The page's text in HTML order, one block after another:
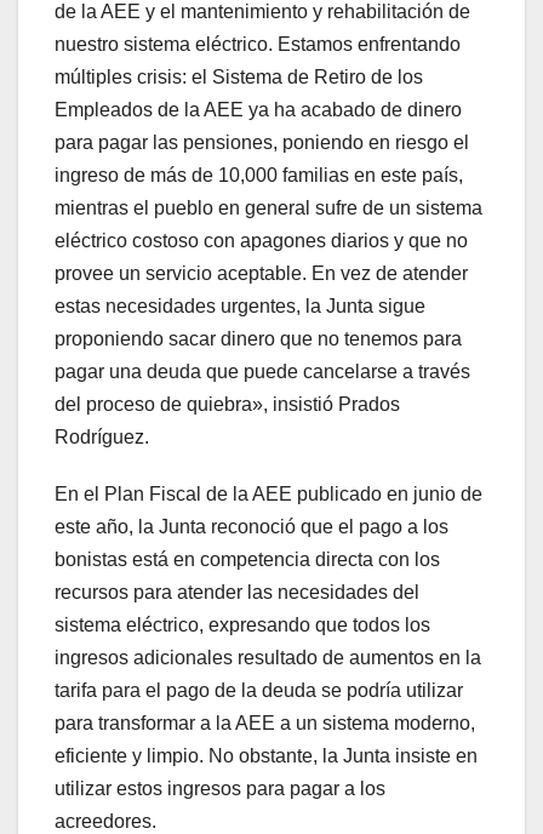
de la AEE y el mantenimiento y rehabilitación de
nuestro sistema eléctrico. Estamos enfrentando
múltiples crisis: el Sistema de Retiro de los
Empleados de la AEE ya ha acabado de dinero
para pagar las pensiones, poniendo en riesgo el
ingreso de más de 10,000 familias en este país,
mientras el pueblo en general sufre de un sistema
eléctrico costoso con apagones diarios y que no
provee un servicio aceptable. En vez de atender
estas necesidades urgentes, la Junta sigue
proponiendo sacar dinero que no tenemos para
pagar una deuda que puede cancelarse a través
del proceso de quiebra», insistió Prados
Rodríguez.
En el Plan Fiscal de la AEE publicado en junio de
este año, la Junta reconoció que el pago a los
bonistas está en competencia directa con los
recursos para atender las necesidades del
sistema eléctrico, expresando que todos los
ingresos adicionales resultado de aumentos en la
tarifa para el pago de la deuda se podría utilizar
para transformar a la AEE a un sistema moderno,
eficiente y limpio. No obstante, la Junta insiste en
utilizar estos ingresos para pagar a los
acreedores.